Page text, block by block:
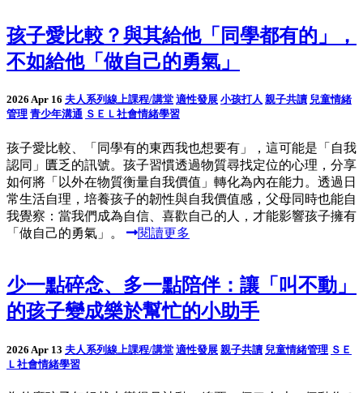
孩子愛比較？與其給他「同學都有的」，
不如給他「做自己的勇氣」
2026 Apr 16 夫人系列線上課程/講堂 適性發展 小孩打人 親子共讀 兒童情緒
管理 青少年溝通 ＳＥＬ社會情緒學習
孩子愛比較、「同學有的東西我也想要有」，這可能是「自我
認同」匱乏的訊號。孩子習慣透過物質尋找定位的心理，分享
如何將「以外在物質衡量自我價值」轉化為內在能力。透過日
常生活自理，培養孩子的韌性與自我價值感，父母同時也能自
我覺察：當我們成為自信、喜歡自己的人，才能影響孩子擁有
「做自己的勇氣」。
閱讀更多
少一點碎念、多一點陪伴：讓「叫不動」
的孩子變成樂於幫忙的小助手
2026 Apr 13 夫人系列線上課程/講堂 適性發展 親子共讀 兒童情緒管理 ＳＥ
Ｌ社會情緒學習